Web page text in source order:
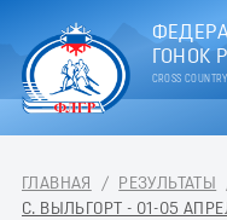
ГОНОК
CROSS
ГЛАВНАЯ / РЕЗУЛЬТАТЫ
С. ВЫЛЬГОРТ - 01-05